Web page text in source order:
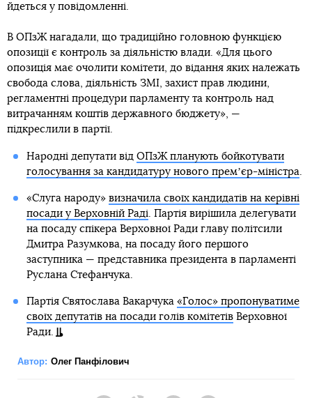
йдеться у повідомленні.
В ОПзЖ нагадали, що традиційно головною функцією
опозиції є контроль за діяльністю влади. «Для цього
опозиція має очолити комітети, до відання яких належать
свобода слова, діяльність ЗМІ, захист прав людини,
регламентні процедури парламенту та контроль над
витрачанням коштів державного бюджету», —
підкреслили в партії.
Народні депутати від ОПзЖ планують бойкотувати
голосування за кандидатуру нового премʼєр-міністра
«Слуга народу» визначила своїх кандидатів на керівні
посади у Верховній Раді . Партія вирішила делегувати
на посаду спікера Верховної Ради главу політсили
Дмитра Разумкова, на посаду його першого
заступника — представника президента в парламенті
Руслана Стефанчука.
Партія Святослава Вакарчука «Голос» пропонуватиме
своїх депутатів на посади голів комітетівВерховної
Ради.
Автор: Олег Панфілович